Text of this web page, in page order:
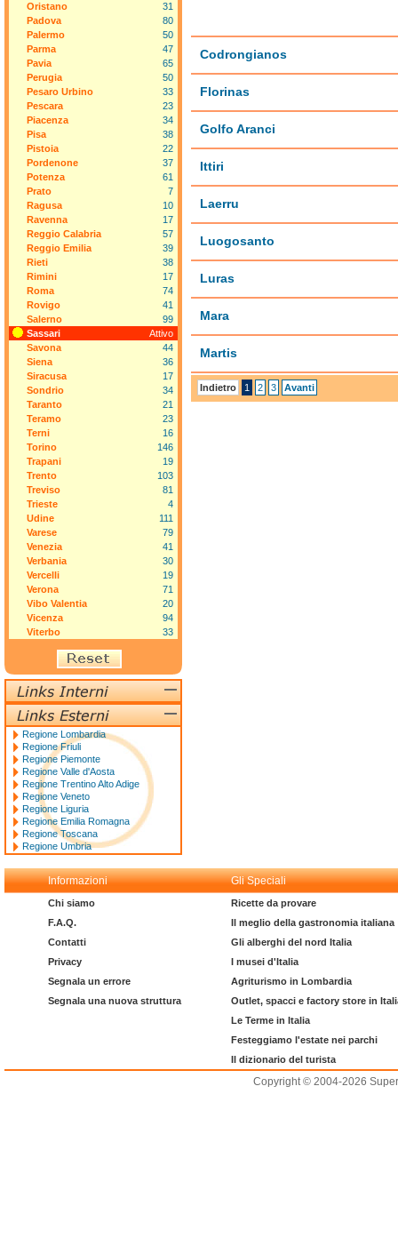
Codrongianos
Florinas
Golfo Aranci
Ittiri
Laerru
Luogosanto
Luras
Mara
Martis
Indietro 1 2 3 Avanti
Oristano
31
Padova
80
Palermo
50
Parma
47
Pavia
65
Perugia
50
Pesaro Urbino
33
Pescara
23
Piacenza
34
Pisa
38
Pistoia
22
Pordenone
37
Potenza
61
Prato
7
Ragusa
10
Ravenna
17
Reggio Calabria
57
Reggio Emilia
39
Rieti
38
Rimini
17
Roma
74
Rovigo
41
Salerno
99
Sassari
Attivo
Savona
44
Siena
36
Siracusa
17
Sondrio
34
Taranto
21
Teramo
23
Terni
16
Torino
146
Trapani
19
Trento
103
Treviso
81
Trieste
4
Udine
111
Varese
79
Venezia
41
Verbania
30
Vercelli
19
Verona
71
Vibo Valentia
20
Vicenza
94
Viterbo
33
Regione Lombardia
Regione Friuli
Regione Piemonte
Regione Valle d'Aosta
Regione Trentino Alto Adige
Regione Veneto
Regione Liguria
Regione Emilia Romagna
Regione Toscana
Regione Umbria
Informazioni Gli Speciali
Chi siamo
F.A.Q.
Contatti
Privacy
Segnala un errore
Segnala una nuova struttura
Ricette da provare
Il meglio della gastronomia italiana
Gli alberghi del nord Italia
I musei d'Italia
Agriturismo in Lombardia
Outlet, spacci e factory store in
Le Terme in Italia
Festeggiamo l'estate nei parchi
Il dizionario del turista
Copyright © 2004-2026